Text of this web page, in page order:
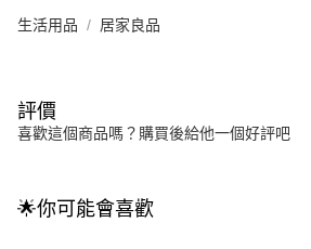
生活用品 居家良品
評價
喜歡這個商品嗎？購買後給他一個好評吧
🌟你可能會喜歡